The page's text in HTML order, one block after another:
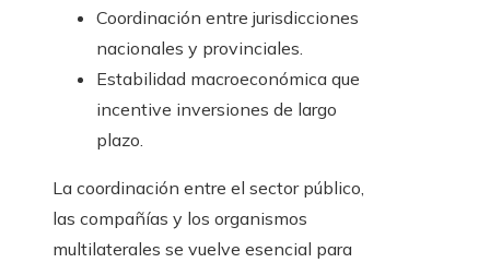
Coordinación entre jurisdicciones
nacionales y provinciales.
Estabilidad macroeconómica que
incentive inversiones de largo
plazo.
La coordinación entre el sector público,
las compañías y los organismos
multilaterales se vuelve esencial para